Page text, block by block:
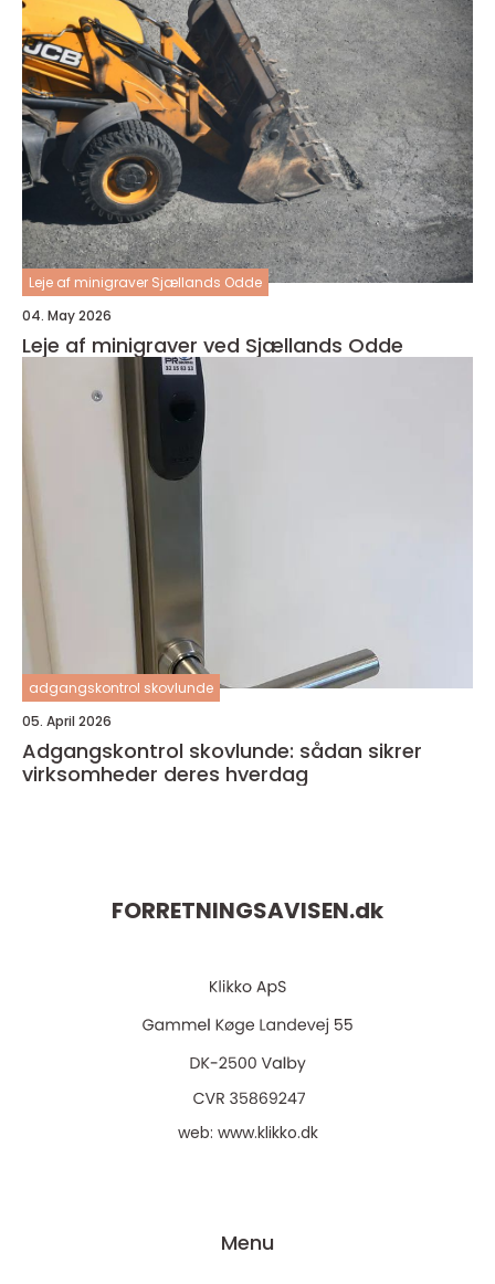
Leje af minigraver Sjællands Odde
04. May 2026
Leje af minigraver ved Sjællands Odde
adgangskontrol skovlunde
05. April 2026
Adgangskontrol skovlunde: sådan sikrer
virksomheder deres hverdag
FORRETNINGSAVISEN.dk
web: www.klikko.dk
Menu